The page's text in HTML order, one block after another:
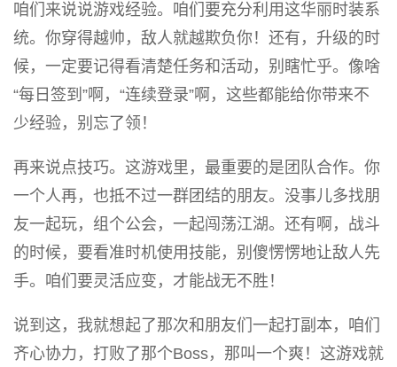
咱们来说说游戏经验。咱们要充分利用这华丽时装系
统。你穿得越帅，敌人就越欺负你！还有，升级的时
候，一定要记得看清楚任务和活动，别瞎忙乎。像啥
“每日签到”啊，“连续登录”啊，这些都能给你带来不
少经验，别忘了领！
再来说点技巧。这游戏里，最重要的是团队合作。你
一个人再，也抵不过一群团结的朋友。没事儿多找朋
友一起玩，组个公会，一起闯荡江湖。还有啊，战斗
的时候，要看准时机使用技能，别傻愣愣地让敌人先
手。咱们要灵活应变，才能战无不胜！
说到这，我就想起了那次和朋友们一起打副本，咱们
齐心协力，打败了那个Boss，那叫一个爽！这游戏就